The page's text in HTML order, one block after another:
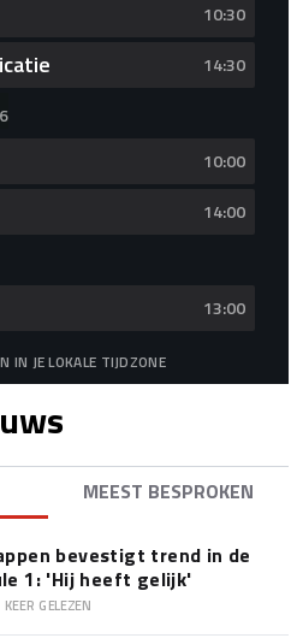
10:30
14:30
10:00
14:00
13:00
IN JE LOKALE TIJDZONE
MEEST BESPROKEN
bevestigt trend in de
1: 'Hij heeft gelijk'
KEER GELEZEN